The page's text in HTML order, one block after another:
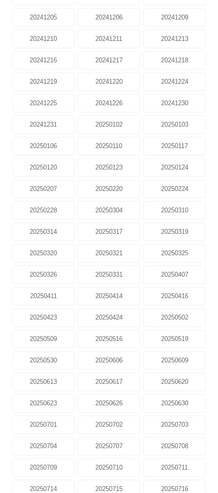
20241205 20241206 20241209
20241210 20241211 20241213
20241216 20241217 20241218
20241219 20241220 20241224
20241225 20241226 20241230
20241231 20250102 20250103
20250106 20250110 20250117
20250120 20250123 20250124
20250207 20250220 20250224
20250228 20250304 20250310
20250314 20250317 20250319
20250320 20250321 20250325
20250326 20250331 20250407
20250411 20250414 20250416
20250423 20250424 20250502
20250509 20250516 20250519
20250530 20250606 20250609
20250613 20250617 20250620
20250623 20250626 20250630
20250701 20250702 20250703
20250704 20250707 20250708
20250709 20250710 20250711
20250714 20250715 20250716